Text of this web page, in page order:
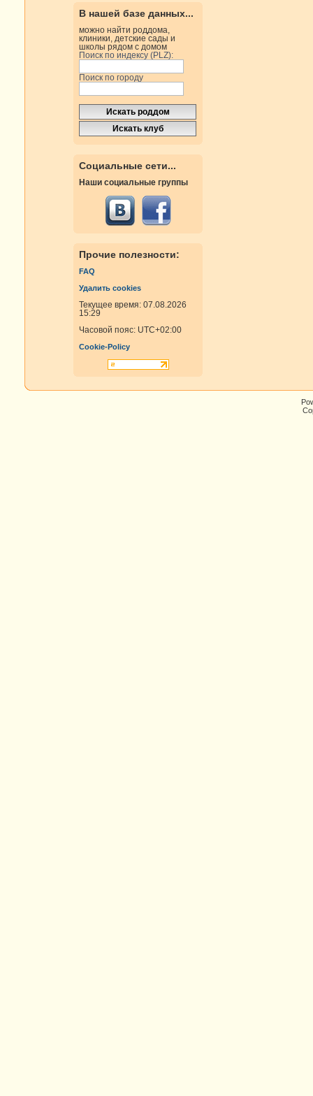
В нашей базе данных...
можно найти роддома,
клиники, детские сады и
школы рядом с домом
Поиск по индексу (PLZ):
Поиск по городу
Социальные сети...
Наши социальные группы
Прочие полезности:
FAQ
Удалить cookies
Текущее время: 07.08.2026
15:29
Часовой пояс: UTC+02:00
Cookie-Policy